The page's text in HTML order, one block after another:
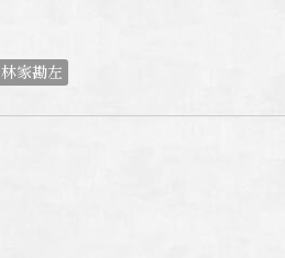
林家勘左